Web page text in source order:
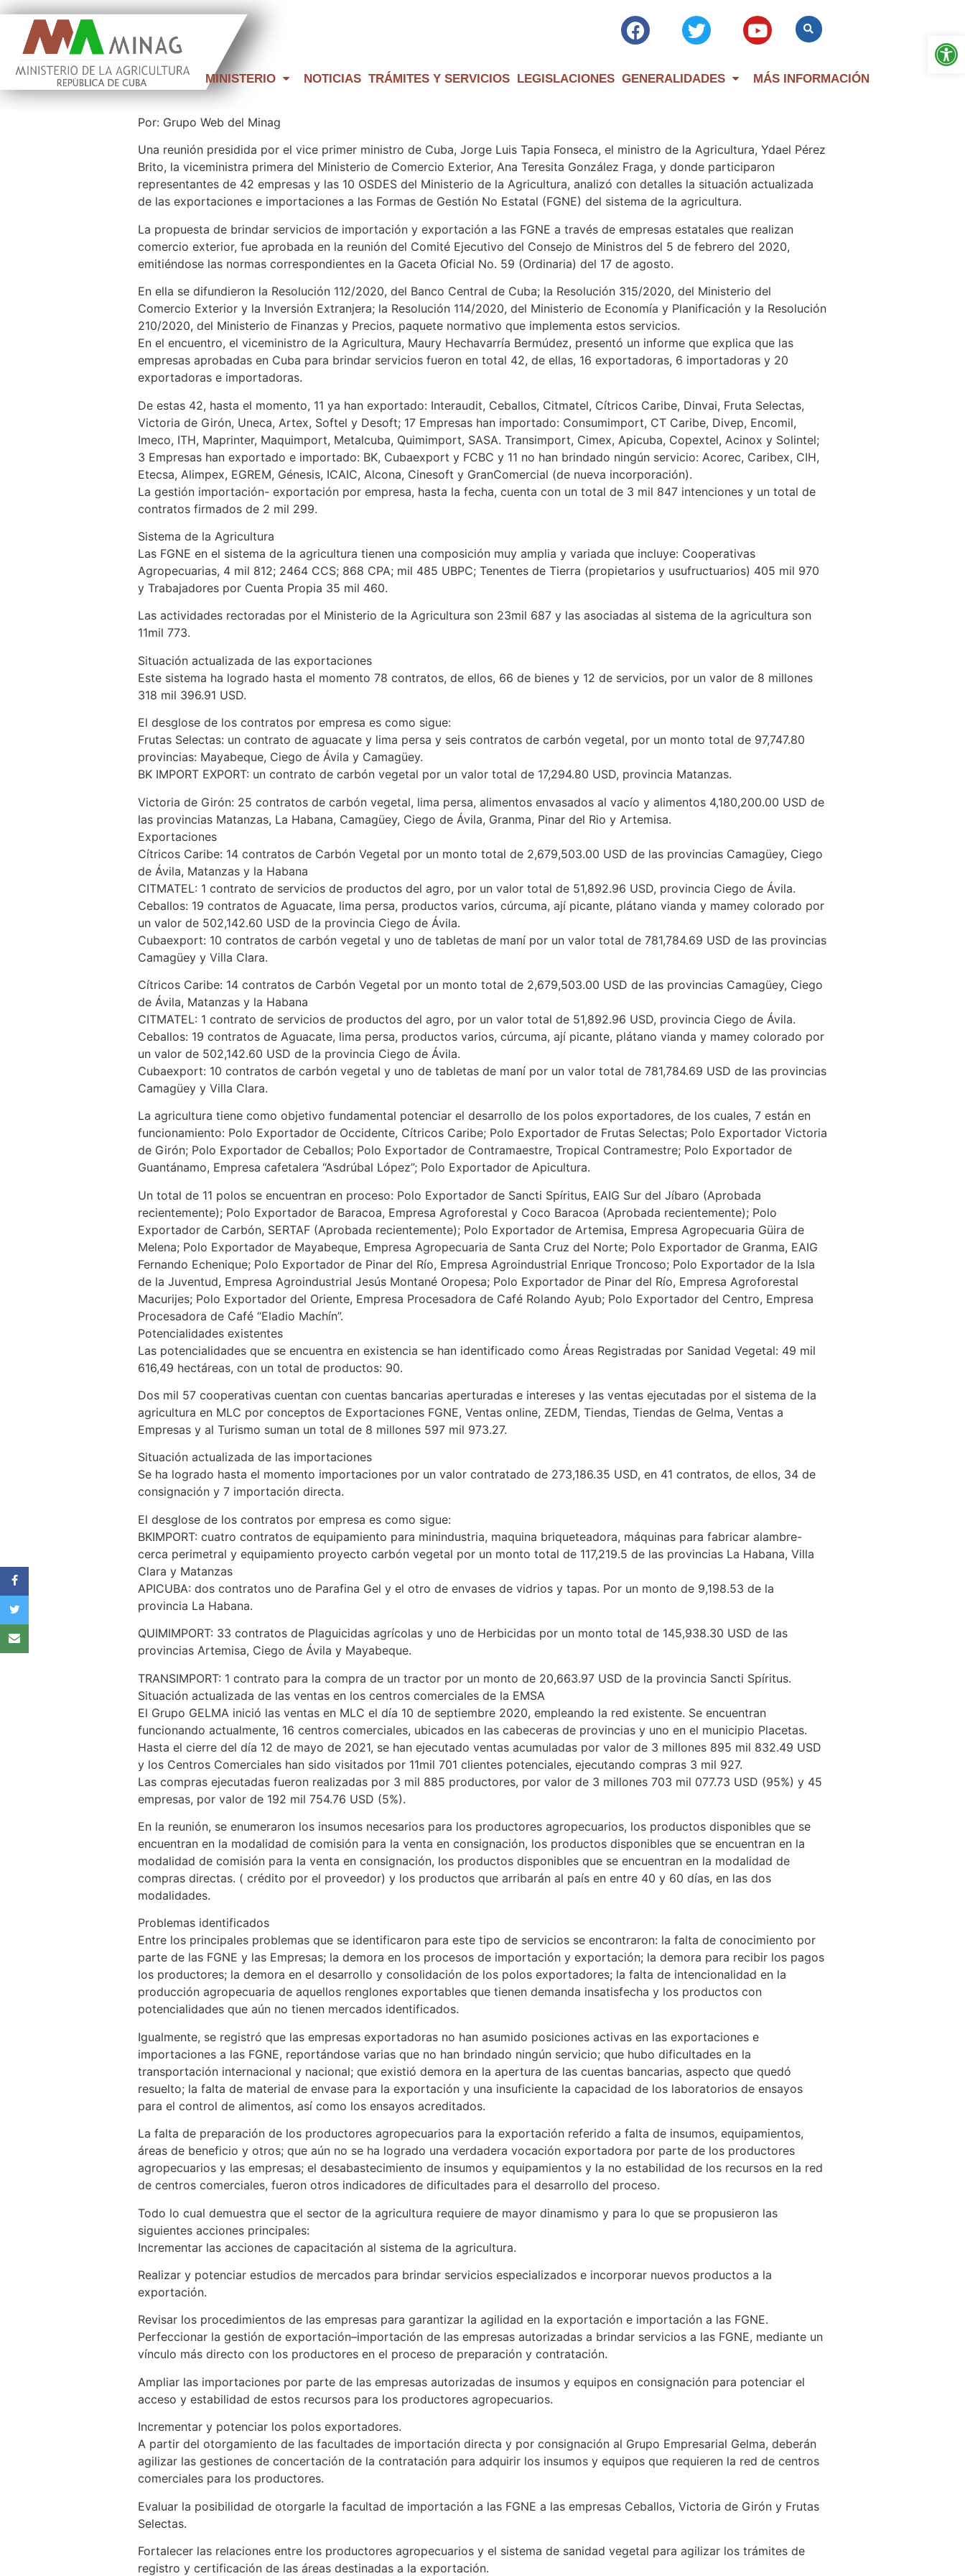
MINISTERIO NOTICIAS TRÁMITES Y SERVICIOS LEGISLACIONES GENERALIDADES MÁS INFORMACIÓN
Por: Grupo Web del Minag
Una reunión presidida por el vice primer ministro de Cuba, Jorge Luis Tapia Fonseca, el ministro de la Agricultura, Ydael Pérez
Brito, la viceministra primera del Ministerio de Comercio Exterior, Ana Teresita González Fraga, y donde participaron
representantes de 42 empresas y las 10 OSDES del Ministerio de la Agricultura, analizó con detalles la situación actualizada
de las exportaciones e importaciones a las Formas de Gestión No Estatal (FGNE) del sistema de la agricultura.
La propuesta de brindar servicios de importación y exportación a las FGNE a través de empresas estatales que realizan
comercio exterior, fue aprobada en la reunión del Comité Ejecutivo del Consejo de Ministros del 5 de febrero del 2020,
emitiéndose las normas correspondientes en la Gaceta Oficial No. 59 (Ordinaria) del 17 de agosto.
En ella se difundieron la Resolución 112/2020, del Banco Central de Cuba; la Resolución 315/2020, del Ministerio del
Comercio Exterior y la Inversión Extranjera; la Resolución 114/2020, del Ministerio de Economía y Planificación y la Resolución
210/2020, del Ministerio de Finanzas y Precios, paquete normativo que implementa estos servicios.
En el encuentro, el viceministro de la Agricultura, Maury Hechavarría Bermúdez, presentó un informe que explica que las
empresas aprobadas en Cuba para brindar servicios fueron en total 42, de ellas, 16 exportadoras, 6 importadoras y 20
exportadoras e importadoras.
De estas 42, hasta el momento, 11 ya han exportado: Interaudit, Ceballos, Citmatel, Cítricos Caribe, Dinvai, Fruta Selectas,
Victoria de Girón, Uneca, Artex, Softel y Desoft; 17 Empresas han importado: Consumimport, CT Caribe, Divep, Encomil,
Imeco, ITH, Maprinter, Maquimport, Metalcuba, Quimimport, SASA. Transimport, Cimex, Apicuba, Copextel, Acinox y Solintel;
3 Empresas han exportado e importado: BK, Cubaexport y FCBC y 11 no han brindado ningún servicio: Acorec, Caribex, CIH,
Etecsa, Alimpex, EGREM, Génesis, ICAIC, Alcona, Cinesoft y GranComercial (de nueva incorporación).
La gestión importación- exportación por empresa, hasta la fecha, cuenta con un total de 3 mil 847 intenciones y un total de
contratos firmados de 2 mil 299.
Sistema de la Agricultura
Las FGNE en el sistema de la agricultura tienen una composición muy amplia y variada que incluye: Cooperativas
Agropecuarias, 4 mil 812; 2464 CCS; 868 CPA; mil 485 UBPC; Tenentes de Tierra (propietarios y usufructuarios) 405 mil 970
y Trabajadores por Cuenta Propia 35 mil 460.
Las actividades rectoradas por el Ministerio de la Agricultura son 23mil 687 y las asociadas al sistema de la agricultura son
11mil 773.
Situación actualizada de las exportaciones
Este sistema ha logrado hasta el momento 78 contratos, de ellos, 66 de bienes y 12 de servicios, por un valor de 8 millones
318 mil 396.91 USD.
El desglose de los contratos por empresa es como sigue:
Frutas Selectas: un contrato de aguacate y lima persa y seis contratos de carbón vegetal, por un monto total de 97,747.80
provincias: Mayabeque, Ciego de Ávila y Camagüey.
BK IMPORT EXPORT: un contrato de carbón vegetal por un valor total de 17,294.80 USD, provincia Matanzas.
Victoria de Girón: 25 contratos de carbón vegetal, lima persa, alimentos envasados al vacío y alimentos 4,180,200.00 USD de
las provincias Matanzas, La Habana, Camagüey, Ciego de Ávila, Granma, Pinar del Rio y Artemisa.
Exportaciones
Cítricos Caribe: 14 contratos de Carbón Vegetal por un monto total de 2,679,503.00 USD de las provincias Camagüey, Ciego
de Ávila, Matanzas y la Habana
CITMATEL: 1 contrato de servicios de productos del agro, por un valor total de 51,892.96 USD, provincia Ciego de Ávila.
Ceballos: 19 contratos de Aguacate, lima persa, productos varios, cúrcuma, ají picante, plátano vianda y mamey colorado por
un valor de 502,142.60 USD de la provincia Ciego de Ávila.
Cubaexport: 10 contratos de carbón vegetal y uno de tabletas de maní por un valor total de 781,784.69 USD de las provincias
Camagüey y Villa Clara.
Cítricos Caribe: 14 contratos de Carbón Vegetal por un monto total de 2,679,503.00 USD de las provincias Camagüey, Ciego
de Ávila, Matanzas y la Habana
CITMATEL: 1 contrato de servicios de productos del agro, por un valor total de 51,892.96 USD, provincia Ciego de Ávila.
Ceballos: 19 contratos de Aguacate, lima persa, productos varios, cúrcuma, ají picante, plátano vianda y mamey colorado por
un valor de 502,142.60 USD de la provincia Ciego de Ávila.
Cubaexport: 10 contratos de carbón vegetal y uno de tabletas de maní por un valor total de 781,784.69 USD de las provincias
Camagüey y Villa Clara.
La agricultura tiene como objetivo fundamental potenciar el desarrollo de los polos exportadores, de los cuales, 7 están en
funcionamiento: Polo Exportador de Occidente, Cítricos Caribe; Polo Exportador de Frutas Selectas; Polo Exportador Victoria
de Girón; Polo Exportador de Ceballos; Polo Exportador de Contramaestre, Tropical Contramestre; Polo Exportador de
Guantánamo, Empresa cafetalera “Asdrúbal López”; Polo Exportador de Apicultura.
Un total de 11 polos se encuentran en proceso: Polo Exportador de Sancti Spíritus, EAIG Sur del Jíbaro (Aprobada
recientemente); Polo Exportador de Baracoa, Empresa Agroforestal y Coco Baracoa (Aprobada recientemente); Polo
Exportador de Carbón, SERTAF (Aprobada recientemente); Polo Exportador de Artemisa, Empresa Agropecuaria Güira de
Melena; Polo Exportador de Mayabeque, Empresa Agropecuaria de Santa Cruz del Norte; Polo Exportador de Granma, EAIG
Fernando Echenique; Polo Exportador de Pinar del Río, Empresa Agroindustrial Enrique Troncoso; Polo Exportador de la Isla
de la Juventud, Empresa Agroindustrial Jesús Montané Oropesa; Polo Exportador de Pinar del Río, Empresa Agroforestal
Macurijes; Polo Exportador del Oriente, Empresa Procesadora de Café Rolando Ayub; Polo Exportador del Centro, Empresa
Procesadora de Café “Eladio Machín”.
Potencialidades existentes
Las potencialidades que se encuentra en existencia se han identificado como Áreas Registradas por Sanidad Vegetal: 49 mil
616,49 hectáreas, con un total de productos: 90.
Dos mil 57 cooperativas cuentan con cuentas bancarias aperturadas e intereses y las ventas ejecutadas por el sistema de la
agricultura en MLC por conceptos de Exportaciones FGNE, Ventas online, ZEDM, Tiendas, Tiendas de Gelma, Ventas a
Empresas y al Turismo suman un total de 8 millones 597 mil 973.27.
Situación actualizada de las importaciones
Se ha logrado hasta el momento importaciones por un valor contratado de 273,186.35 USD, en 41 contratos, de ellos, 34 de
consignación y 7 importación directa.
El desglose de los contratos por empresa es como sigue:
BKIMPORT: cuatro contratos de equipamiento para minindustria, maquina briqueteadora, máquinas para fabricar alambre-
cerca perimetral y equipamiento proyecto carbón vegetal por un monto total de 117,219.5 de las provincias La Habana, Villa
Clara y Matanzas
APICUBA: dos contratos uno de Parafina Gel y el otro de envases de vidrios y tapas. Por un monto de 9,198.53 de la
provincia La Habana.
QUIMIMPORT: 33 contratos de Plaguicidas agrícolas y uno de Herbicidas por un monto total de 145,938.30 USD de las
provincias Artemisa, Ciego de Ávila y Mayabeque.
TRANSIMPORT: 1 contrato para la compra de un tractor por un monto de 20,663.97 USD de la provincia Sancti Spíritus.
Situación actualizada de las ventas en los centros comerciales de la EMSA
El Grupo GELMA inició las ventas en MLC el día 10 de septiembre 2020, empleando la red existente. Se encuentran
funcionando actualmente, 16 centros comerciales, ubicados en las cabeceras de provincias y uno en el municipio Placetas.
Hasta el cierre del día 12 de mayo de 2021, se han ejecutado ventas acumuladas por valor de 3 millones 895 mil 832.49 USD
y los Centros Comerciales han sido visitados por 11mil 701 clientes potenciales, ejecutando compras 3 mil 927.
Las compras ejecutadas fueron realizadas por 3 mil 885 productores, por valor de 3 millones 703 mil 077.73 USD (95%) y 45
empresas, por valor de 192 mil 754.76 USD (5%).
En la reunión, se enumeraron los insumos necesarios para los productores agropecuarios, los productos disponibles que se
encuentran en la modalidad de comisión para la venta en consignación, los productos disponibles que se encuentran en la
modalidad de comisión para la venta en consignación, los productos disponibles que se encuentran en la modalidad de
compras directas. ( crédito por el proveedor) y los productos que arribarán al país en entre 40 y 60 días, en las dos
modalidades.
Problemas identificados
Entre los principales problemas que se identificaron para este tipo de servicios se encontraron: la falta de conocimiento por
parte de las FGNE y las Empresas; la demora en los procesos de importación y exportación; la demora para recibir los pagos
los productores; la demora en el desarrollo y consolidación de los polos exportadores; la falta de intencionalidad en la
producción agropecuaria de aquellos renglones exportables que tienen demanda insatisfecha y los productos con
potencialidades que aún no tienen mercados identificados.
Igualmente, se registró que las empresas exportadoras no han asumido posiciones activas en las exportaciones e
importaciones a las FGNE, reportándose varias que no han brindado ningún servicio; que hubo dificultades en la
transportación internacional y nacional; que existió demora en la apertura de las cuentas bancarias, aspecto que quedó
resuelto; la falta de material de envase para la exportación y una insuficiente la capacidad de los laboratorios de ensayos
para el control de alimentos, así como los ensayos acreditados.
La falta de preparación de los productores agropecuarios para la exportación referido a falta de insumos, equipamientos,
áreas de beneficio y otros; que aún no se ha logrado una verdadera vocación exportadora por parte de los productores
agropecuarios y las empresas; el desabastecimiento de insumos y equipamientos y la no estabilidad de los recursos en la red
de centros comerciales, fueron otros indicadores de dificultades para el desarrollo del proceso.
Todo lo cual demuestra que el sector de la agricultura requiere de mayor dinamismo y para lo que se propusieron las
siguientes acciones principales:
Incrementar las acciones de capacitación al sistema de la agricultura.
Realizar y potenciar estudios de mercados para brindar servicios especializados e incorporar nuevos productos a la
exportación.
Revisar los procedimientos de las empresas para garantizar la agilidad en la exportación e importación a las FGNE.
Perfeccionar la gestión de exportación–importación de las empresas autorizadas a brindar servicios a las FGNE, mediante un
vínculo más directo con los productores en el proceso de preparación y contratación.
Ampliar las importaciones por parte de las empresas autorizadas de insumos y equipos en consignación para potenciar el
acceso y estabilidad de estos recursos para los productores agropecuarios.
Incrementar y potenciar los polos exportadores.
A partir del otorgamiento de las facultades de importación directa y por consignación al Grupo Empresarial Gelma, deberán
agilizar las gestiones de concertación de la contratación para adquirir los insumos y equipos que requieren la red de centros
comerciales para los productores.
Evaluar la posibilidad de otorgarle la facultad de importación a las FGNE a las empresas Ceballos, Victoria de Girón y Frutas
Selectas.
Fortalecer las relaciones entre los productores agropecuarios y el sistema de sanidad vegetal para agilizar los trámites de
registro y certificación de las áreas destinadas a la exportación.